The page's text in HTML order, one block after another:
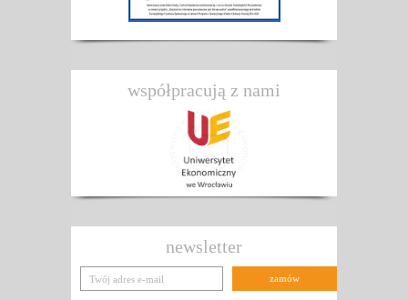
współpracują z nami
newsletter